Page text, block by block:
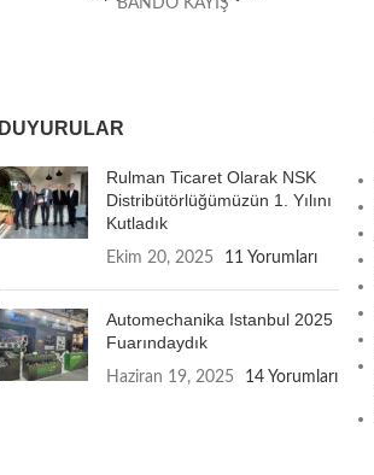
BANDO KAYIŞ
DUYURULAR
Rulman Ticaret Olarak NSK
Distribütörlüğümüzün 1. Yılını
Kutladık
Ekim 20, 2025 11 Yorumları
Automechanika Istanbul 2025
Fuarındaydık
Haziran 19, 2025 14 Yorumları